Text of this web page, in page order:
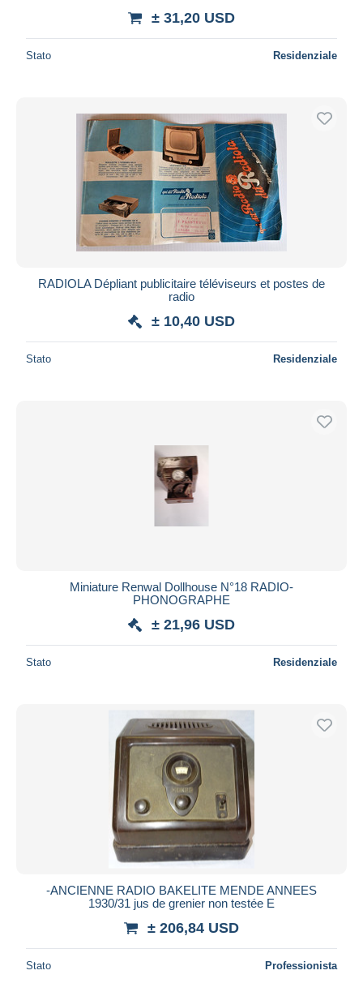
± 31,20 USD
Stato Residenziale
RADIOLA Dépliant publicitaire téléviseurs et postes de
radio
± 10,40 USD
Stato Residenziale
Miniature Renwal Dollhouse N°18 RADIO-
PHONOGRAPHE
± 21,96 USD
Stato Residenziale
-ANCIENNE RADIO BAKELITE MENDE ANNEES
1930/31 jus de grenier non testée E
± 206,84 USD
Stato Professionista